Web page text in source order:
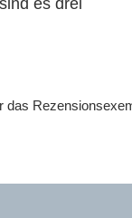
es drei
das